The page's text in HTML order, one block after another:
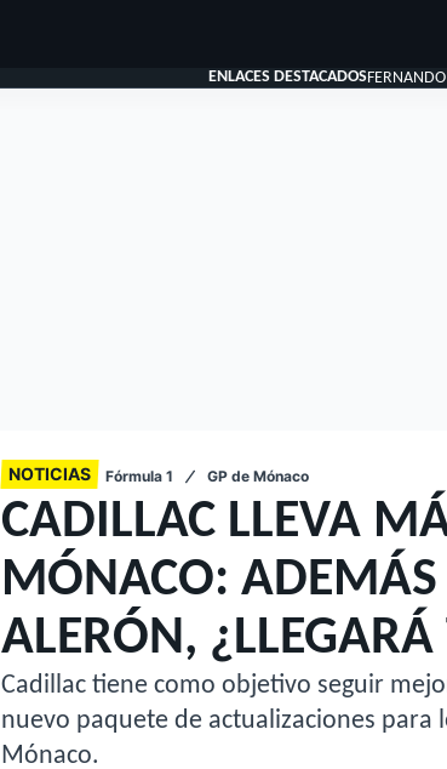
ENLACES DESTACADOS
NOTICIAS Fórmula 1 GP de Mónaco
CADILLAC LLEVA
MÓNACO:
ALERÓN,
Cadillac tiene como objetivo seguir
nuevo paquete de actualizaciones para
Mónaco.